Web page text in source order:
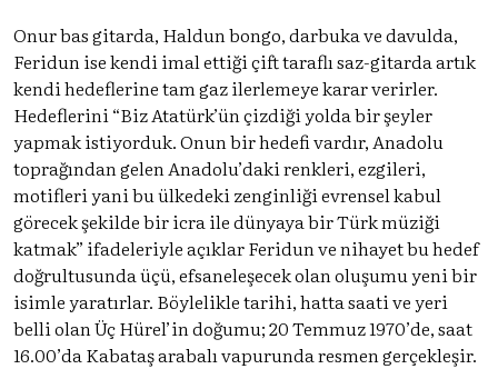
Onur bas gitarda, Haldun bongo, darbuka ve davulda,
Feridun ise kendi imal ettiği çift taraflı saz-gitarda artık
kendi hedeflerine tam gaz ilerlemeye karar verirler.
Hedeflerini “Biz Atatürk’ün çizdiği yolda bir şeyler
yapmak istiyorduk. Onun bir hedefi vardır, Anadolu
toprağından gelen Anadolu’daki renkleri, ezgileri,
motifleri yani bu ülkedeki zenginliği evrensel kabul
görecek şekilde bir icra ile dünyaya bir Türk müziği
katmak” ifadeleriyle açıklar Feridun ve nihayet bu hedef
doğrultusunda üçü, efsaneleşecek olan oluşumu yeni bir
isimle yaratırlar. Böylelikle tarihi, hatta saati ve yeri
belli olan Üç Hürel’in doğumu; 20 Temmuz 1970’de, saat
16.00’da Kabataş arabalı vapurunda resmen gerçekleşir.